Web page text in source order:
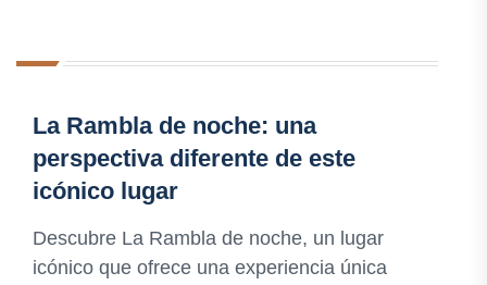
La Rambla de noche: una
perspectiva diferente de este
icónico lugar
Descubre La Rambla de noche, un lugar
icónico que ofrece una experiencia única